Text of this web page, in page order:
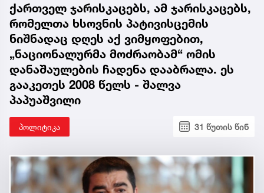
ქართველ ჯარისკაცებს, ამ ჯარისკაცებს,
რომელთა ხსოვნის პატივისცემის
ნიშნადაც დღეს აქ ვიმყოფებით,
„ნაციონალურმა მოძრაობამ“ ომის
დანაშაულების ჩადენა დააბრალა. ეს
გააკეთეს 2008 წელს - შალვა
პაპუაშვილი
პოლიტიკა 31 წუთის წინ